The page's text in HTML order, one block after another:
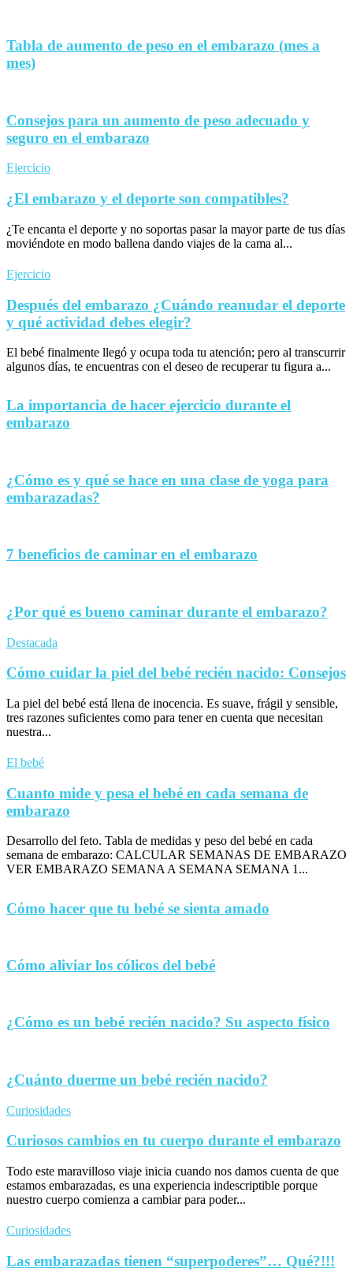
Tabla de aumento de peso en el embarazo (mes a
mes)
Consejos para un aumento de peso adecuado y
seguro en el embarazo
Ejercicio
¿El embarazo y el deporte son compatibles?
¿Te encanta el deporte y no soportas pasar la mayor parte de tus días
moviéndote en modo ballena dando viajes de la cama al...
Ejercicio
Después del embarazo ¿Cuándo reanudar el deporte
y qué actividad debes elegir?
El bebé finalmente llegó y ocupa toda tu atención; pero al transcurrir
algunos días, te encuentras con el deseo de recuperar tu figura a...
La importancia de hacer ejercicio durante el
embarazo
¿Cómo es y qué se hace en una clase de yoga para
embarazadas?
7 beneficios de caminar en el embarazo
¿Por qué es bueno caminar durante el embarazo?
Destacada
Cómo cuidar la piel del bebé recién nacido: Consejos
La piel del bebé está llena de inocencia. Es suave, frágil y sensible,
tres razones suficientes como para tener en cuenta que necesitan
nuestra...
El bebé
Cuanto mide y pesa el bebé en cada semana de
embarazo
Desarrollo del feto. Tabla de medidas y peso del bebé en cada
semana de embarazo: CALCULAR SEMANAS DE EMBARAZO
VER EMBARAZO SEMANA A SEMANA SEMANA 1...
Cómo hacer que tu bebé se sienta amado
Cómo aliviar los cólicos del bebé
¿Cómo es un bebé recién nacido? Su aspecto físico
¿Cuánto duerme un bebé recién nacido?
Curiosidades
Curiosos cambios en tu cuerpo durante el embarazo
Todo este maravilloso viaje inicia cuando nos damos cuenta de que
estamos embarazadas, es una experiencia indescriptible porque
nuestro cuerpo comienza a cambiar para poder...
Curiosidades
Las embarazadas tienen “superpoderes”… Qué?!!!